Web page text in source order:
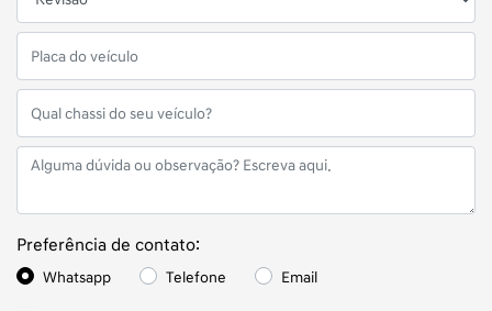
Preferência de contato:
Whatsapp Telefone Email